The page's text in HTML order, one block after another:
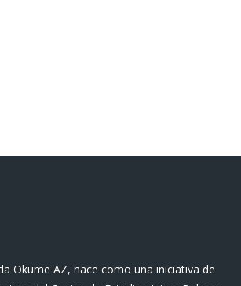
Okume AZ, nace como una iniciativa de